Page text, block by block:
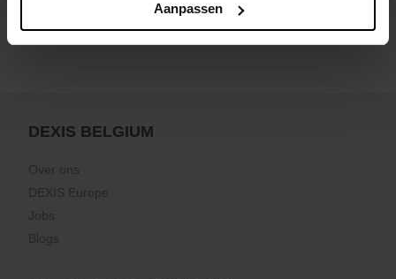
Aanpassen
DEXIS BELGIUM
Over ons
DEXIS Europe
Jobs
Blogs